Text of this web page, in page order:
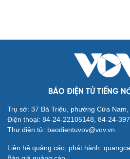
BÁO ĐIỆN TỬ TIẾNG
Trụ sở: 37 Bà Triệu, phường Cửa Nam,
Điện thoại: 84-24-22105148, 84-24-
Thư điện tử: baodientuvov@vov.vn
Liên hệ quảng cáo, phát hành: